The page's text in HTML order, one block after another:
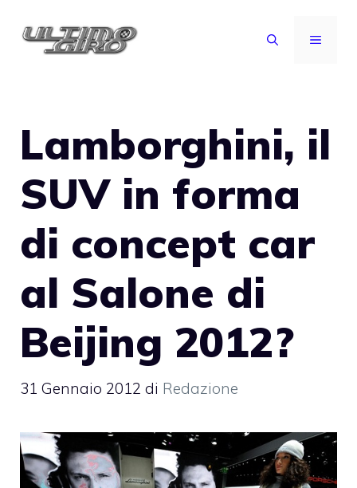
MENU
Lamborghini, il
SUV in forma
di concept car
al Salone di
Beijing 2012?
31 Gennaio 2012 di Redazione